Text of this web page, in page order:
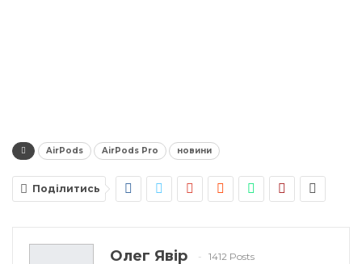
AirPods AirPods Pro новини
Поділитись
Олег Явір 1412 Posts